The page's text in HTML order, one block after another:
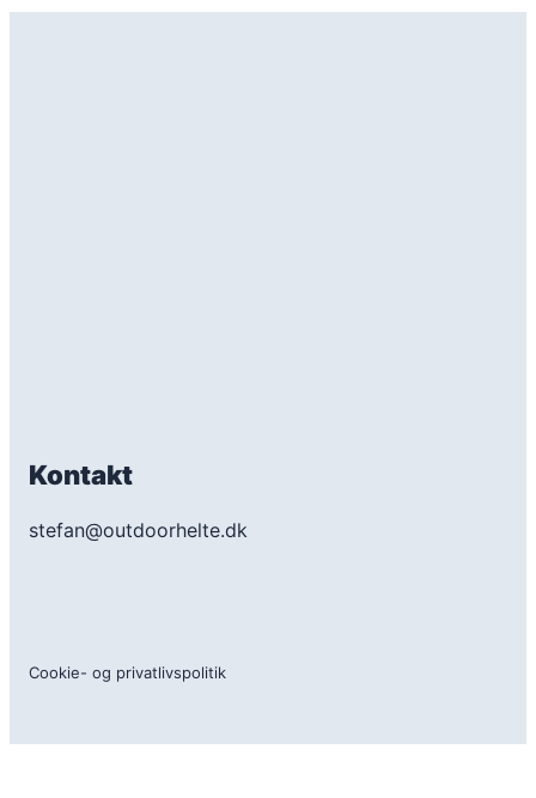
Kontakt
stefan@outdoorhelte.dk
Cookie- og privatlivspolitik